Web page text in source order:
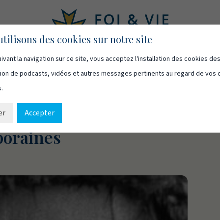
Vidéos Qui sommes-nous Ressources
: un diagnostic sur les
des cookies sur notre site
la navigation sur ce site, vous acceptez l'installation des cookies
de podcasts, vidéos et autres messages pertinents au regard de vos
Accepter